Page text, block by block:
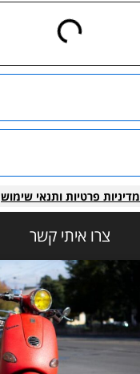
מדיניות פרטיות ותנאי שימוש
צרו איתי קשר